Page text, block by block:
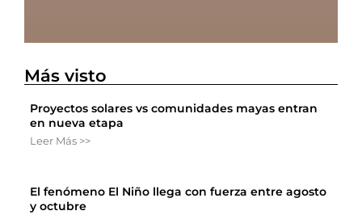
Más visto
Proyectos solares vs comunidades mayas entran
en nueva etapa
Leer Más >>
El fenómeno El Niño llega con fuerza entre agosto
y octubre